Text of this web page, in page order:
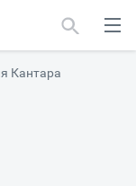
Кантара